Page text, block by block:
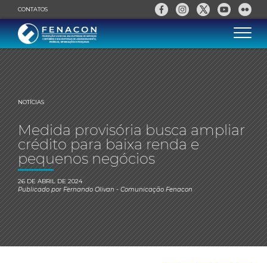
CONTATOS
NOTÍCIAS
Medida provisória busca ampliar
crédito para baixa renda e
pequenos negócios
26 DE ABRIL DE 2024
Publicado porFernando Olivan- Comunicação Fenacon